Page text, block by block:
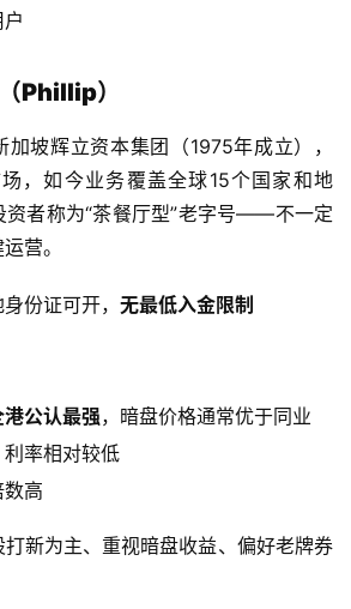
Phillip）
坡辉立资本集团（1975年成立），
，如今业务覆盖全球15个国家和地
资者称为“茶餐厅型”老字号——不一定
营。
份证可开， 无最低入金限制
公认最强，暗盘价格通常优于同业
率相对较低
高
打新为主、重视暗盘收益、偏好老牌券